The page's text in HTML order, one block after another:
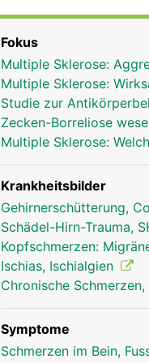
gehören zum
Nervenzellen, die alle
erhalten, filtern,
Dabei werden von der
(somatische) und das
Nervensystem steuert
und Beine. Das
beeinflussbaren
Anteile: den
Sympathikus wirkt
Drosselung der
Ruhezustand. Jede
mehrere Fortsätze, die
zu empfangen, aber
können über einen
der Signale von einer
Fokus
Multiple Sklerose:
Multiple Sklerose:
Studie zur
Zecken-Borreliose
Multiple Sklerose:
Krankheitsbilder
Gehirnerschütterung,
Schädel-Hirn-Trauma,
Kopfschmerzen:
Ischias, Ischialgien
Chronische
Symptome
Schmerzen im Bein,